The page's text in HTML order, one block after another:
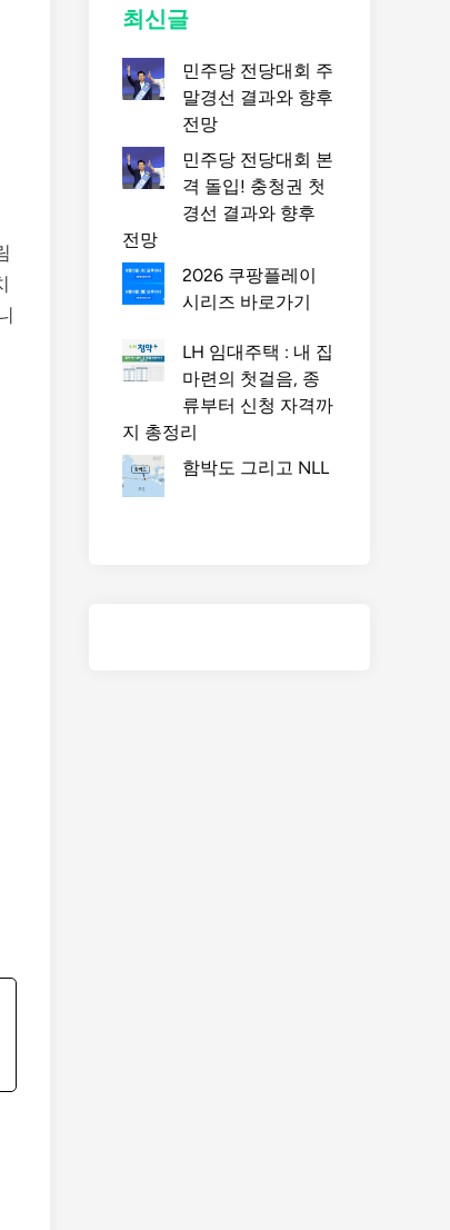
최신글
민주당 전당대회 주
말경선 결과와 향후
전망
민주당 전당대회 본
격 돌입! 충청권 첫
경선 결과와 향후
전망
2026 쿠팡플레이
시리즈 바로가기
LH 임대주택 : 내 집
마련의 첫걸음, 종
류부터 신청 자격까
지 총정리
함박도 그리고 NLL